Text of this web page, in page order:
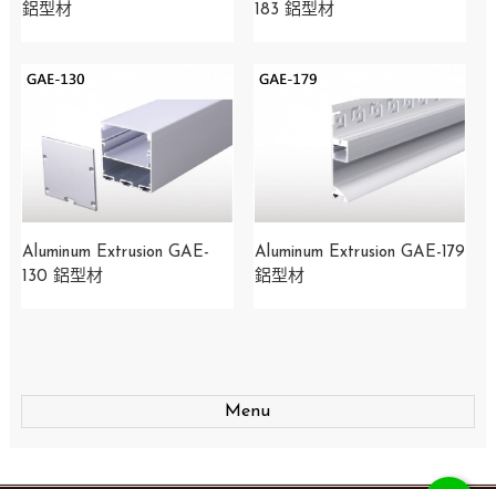
鋁型材
183 鋁型材
Aluminum Extrusion GAE-
130 鋁型材
Aluminum Extrusion GAE-179
鋁型材
Menu